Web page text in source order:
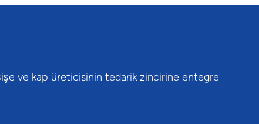
ve kap üreticisinin tedarik zincirine entegre